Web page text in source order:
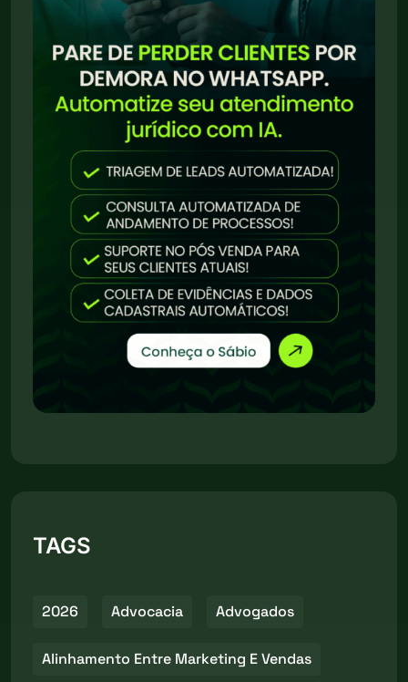
TAGS
2026 Advocacia Advogados
Alinhamento Entre Marketing E Vendas